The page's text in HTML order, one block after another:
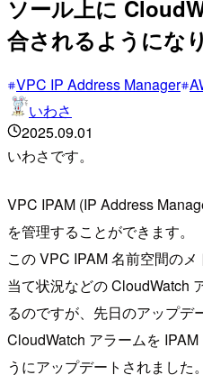
ソール上に
合されるようにな
VPC IP Address Manager
いわさ
2025.09.01
いわさです。
VPC IPAM (IP Address
を管理することができます。
この VPC IPAM 名前空間の
当て状況などの CloudWatch
るのですが、先日のアップデ
CloudWatch アラームを
うにアップデートされました。